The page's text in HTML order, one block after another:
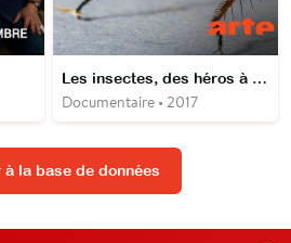
Les insectes, des héros à six pattes
Documentaire • 2017
à la base de données